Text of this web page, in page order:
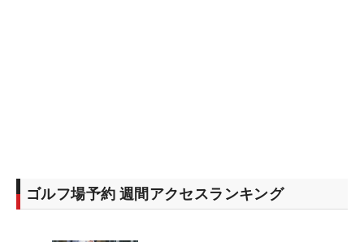
ゴルフ場予約 週間アクセスランキング